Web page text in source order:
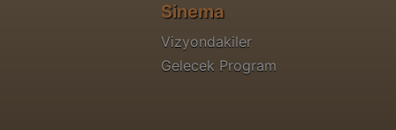
Sinema
Vizyondakiler
Gelecek Program